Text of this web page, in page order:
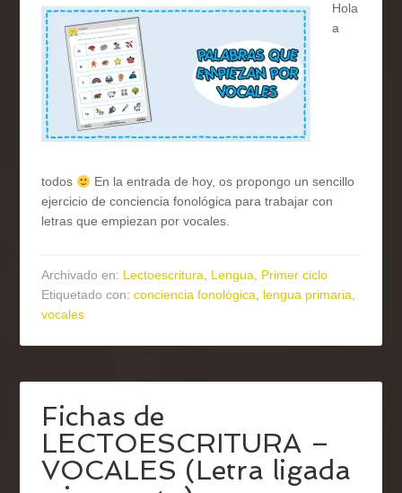
Hola
a
todos
En la entrada de hoy, os propongo un sencillo
ejercicio de conciencia fonológica para trabajar con
letras que empiezan por vocales.
Archivado en: Lectoescritura, Lengua, Primer ciclo
Etiquetado con:conciencia fonológica, lengua primaria,
vocales
Fichas de
LECTOESCRITURA –
VOCALES (Letra ligada